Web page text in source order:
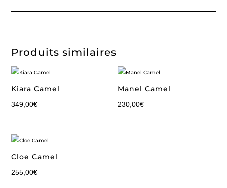
Produits similaires
Kiara Camel
349,00€
Manel Camel
230,00€
Cloe Camel
255,00€